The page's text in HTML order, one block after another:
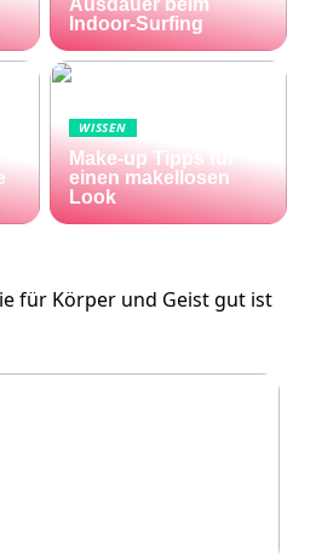
Ausdauer beim
Indoor-Surfing
WISSEN
Make-up Tipps für
einen makellosen
Look
für Körper und Geist gut ist